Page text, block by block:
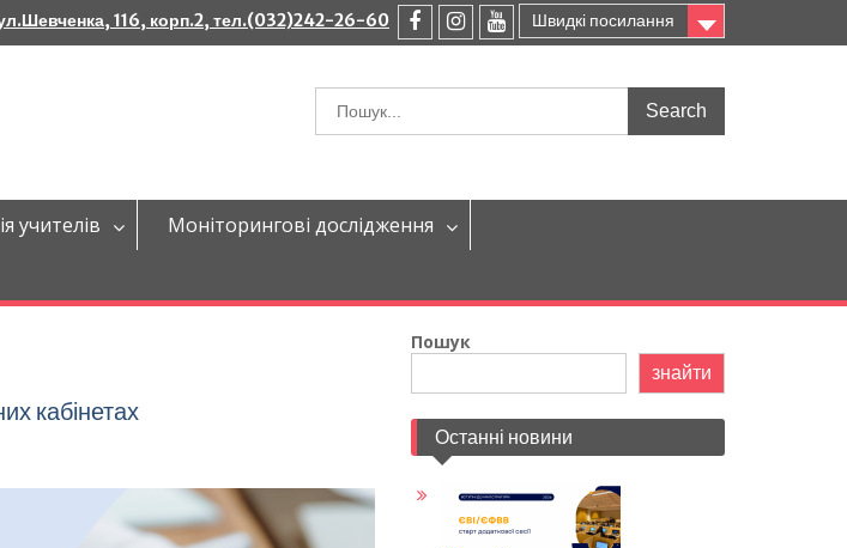
116, корп.2, тел.(032)242-26-60
Швидкі посилання
facebookinstagram
youtube
учителів
Моніторингові дослідження
кабінетах
Пошук
знайти
Останні новини